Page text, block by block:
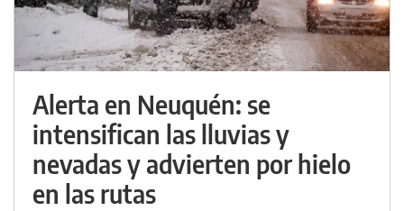
Alerta en Neuquén: se
intensifican las lluvias y
nevadas y advierten por hielo
en las rutas